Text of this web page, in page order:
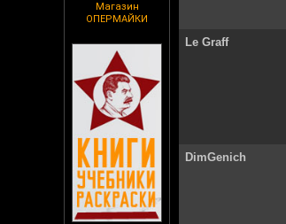
Магазин
ОПЕРМАЙКИ
Le Graff
DimGenich